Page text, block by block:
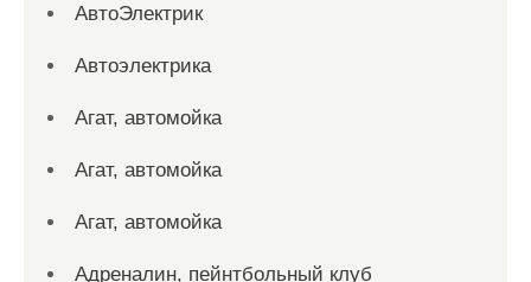
АвтоЭлектрик
Автоэлектрика
Агат, автомойка
Агат, автомойка
Агат, автомойка
Адреналин, пейнтбольный клуб